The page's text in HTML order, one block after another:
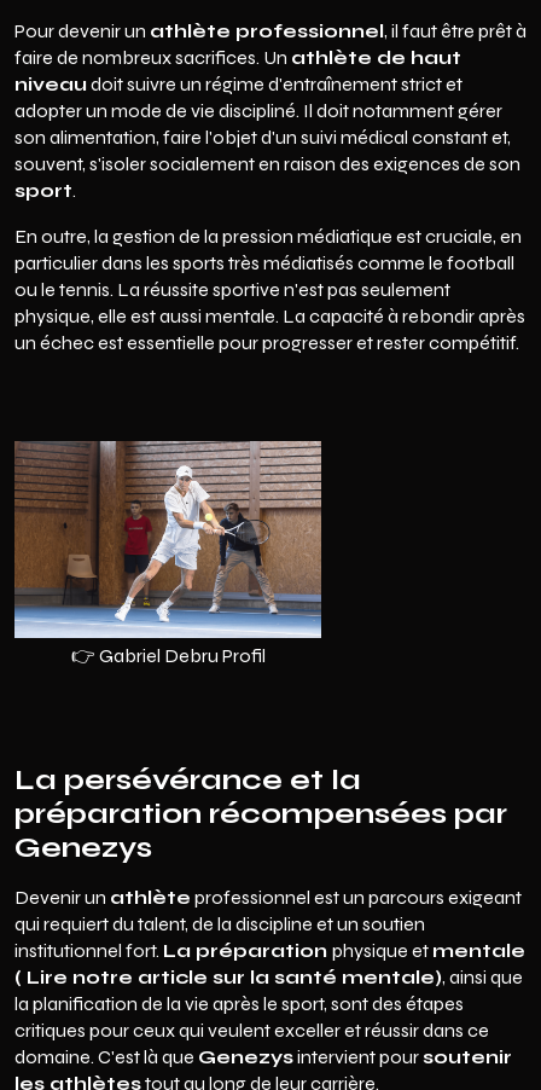
Pour devenir un athlète professionnel, il faut être prêt à
faire de nombreux sacrifices. Un athlète de haut
niveaudoit suivre un régime d'entraînement strict et
adopter un mode de vie discipliné. Il doit notamment gérer
son alimentation, faire l'objet d'un suivi médical constant et,
souvent, s'isoler socialement en raison des exigences de son
sport.
En outre, la gestion de la pression médiatique est cruciale, en
particulier dans les sports très médiatisés comme le football
ou le tennis. La réussite sportive n'est pas seulement
physique, elle est aussi mentale. La capacité à rebondir après
un échec est essentielle pour progresser et rester compétitif.
👉 Gabriel Debru Profil
La persévérance et la
préparation récompensées par
Genezys
Devenir un athlète professionnel est un parcours exigeant
qui requiert du talent, de la discipline et un soutien
institutionnel fort. La préparation physique et mentale
( Lire notre article sur la santé mentale), ainsi que
la planification de la vie après le sport, sont des étapes
critiques pour ceux qui veulent exceller et réussir dans ce
domaine. C'est là que Genezysintervient poursoutenir
les athlètestout au long de leur carrière.